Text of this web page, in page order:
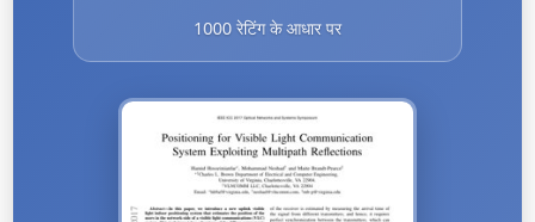
1000 रेटिंग के आधार पर